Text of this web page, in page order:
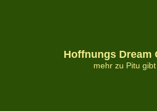
Hoffnungs Dream
mehr zu Pitu